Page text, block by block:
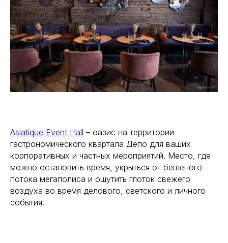
Asiatique Event Hall – оазис на территории
гастрономического квартала Депо для ваших
корпоративных и частных мероприятий. Место, где
можно остановить время, укрыться от бешеного
потока мегаполиса и ощутить глоток свежего
воздуха во время делового, светского и личного
события.